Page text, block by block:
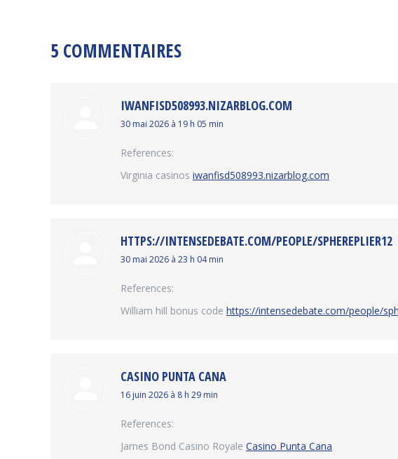
5 COMMENTAIRES
IWANFISD508993.NIZARBLOG.COM
dit
30 mai 2026 à 19 h 05 min
References:
Virginia casinos iwanfisd508993.nizarblog.com
HTTPS://INTENSEDEBATE.COM/PEOPLE/SPHEREPLIER12
dit
30 mai 2026 à 23 h 04 min
References:
William hill bonus code https://intensedebate.com/people/
CASINO PUNTA CANA
dit
16 juin 2026 à 8 h 29 min
References:
James Bond Casino Royale Casino Punta Cana